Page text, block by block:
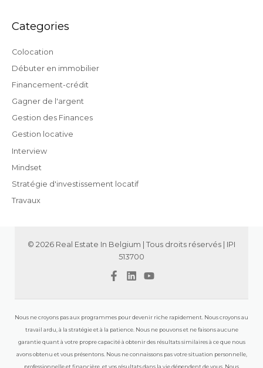
Categories
Colocation
Débuter en immobilier
Financement-crédit
Gagner de l'argent
Gestion des Finances
Gestion locative
Interview
Mindset
Stratégie d'investissement locatif
Travaux
© 2026 Real Estate In Belgium | Tous droits réservés | IPI
513700
Nous ne croyons pas aux programmes pour devenir riche rapidement. Nous croyons au
travail ardu, à la stratégie et à la patience. Nous ne pouvons et ne faisons aucune
garantie quant à votre propre capacité à obtenir des résultats similaires à ce que nous
avons obtenu et vous présentons. Nous ne connaissons pas votre situation personnelle,
professionnelle et financière, et vos résultats dans la vie dépendent de vous. Nous